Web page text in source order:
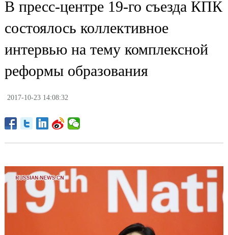
В пресс-центре 19-го съезда КПК
состоялось коллективное
интервью на тему комплексной
реформы образования
2017-10-23 14:08:32